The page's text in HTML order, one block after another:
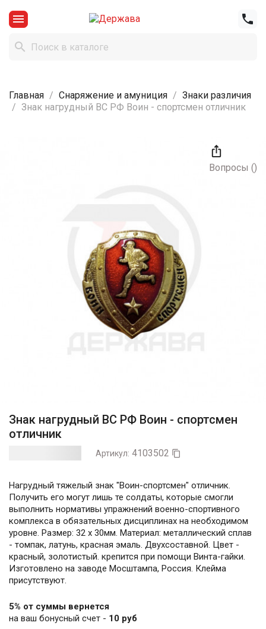



Главная Снаряжение и амуниция
Знаки различия
Знак нагрудный ВС РФ Воин - спортсмен отличник

Вопросы ()
Знак нагрудный ВС РФ Воин - спортсмен
отличник
Артикул: 4103502 
Нагрудный тяжелый знак "Воин-спортсмен" отличник.
Получить его могут лишь те солдаты, которые смогли
выполнить нормативы упражнений военно-спортивного
комплекса в обязательных дисциплинах на необходимом
уровне. Размер: 32 х 30мм. Материал: металлический сплав
- томпак, латунь, красная эмаль. Двухсоставной. Цвет -
красный, золотистый. крепится при помощи Винта-гайки.
Изготовлено на заводе Мосштампа, Россия. Клейма
присутствуют.
5% от суммы вернется
на ваш бонусный счет - 10 руб